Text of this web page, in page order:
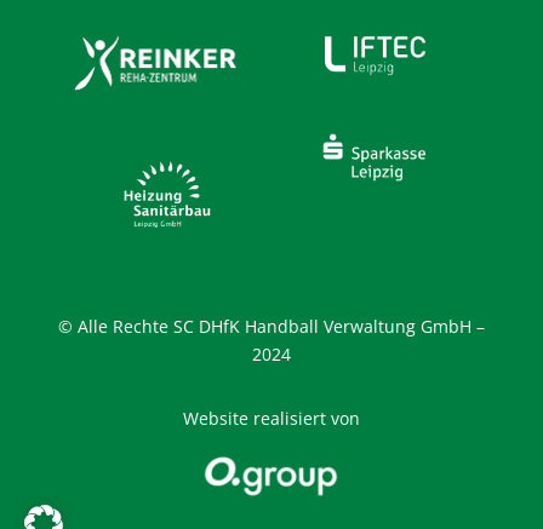
© Alle Rechte SC DHfK Handball Verwaltung GmbH –
2024
Website realisiert von